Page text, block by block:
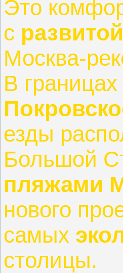
Это
с
Москва-
В
езды
Большой
пляжами
нового
самых
столицы.